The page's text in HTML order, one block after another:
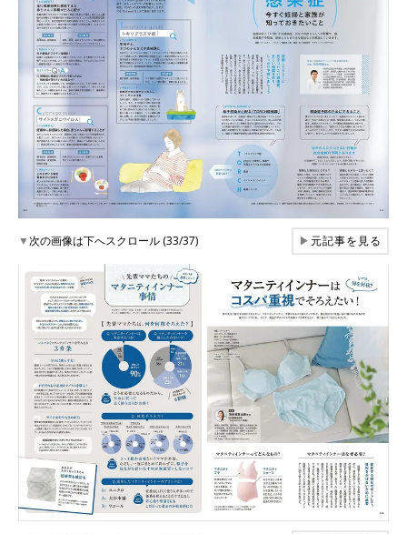
▼次の画像は下へスクロール (33/37) ▶元記事を見る